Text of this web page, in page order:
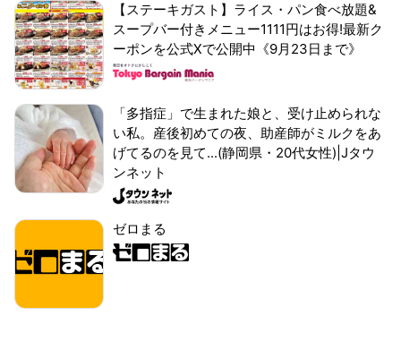
【ステーキガスト】ライス・パン食べ放題&
スープバー付きメニュー1111円はお得!最新ク
ーポンを公式Xで公開中《9月23日まで》
「多指症」で生まれた娘と、受け止められな
い私。産後初めての夜、助産師がミルクをあ
げてるのを見て...(静岡県・20代女性)|Jタウ
ンネット
ゼロまる